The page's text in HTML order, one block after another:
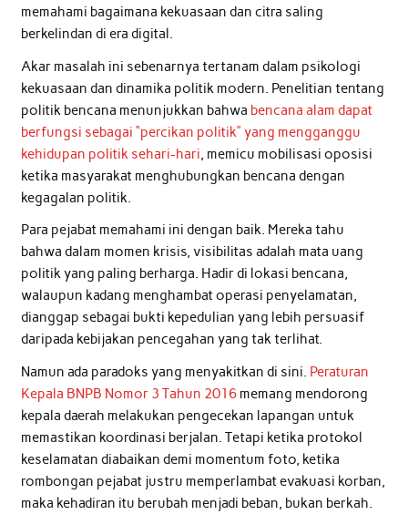
memahami bagaimana kekuasaan dan citra saling
berkelindan di era digital.
Akar masalah ini sebenarnya tertanam dalam psikologi
kekuasaan dan dinamika politik modern. Penelitian tentang
politik bencana menunjukkan bahwa bencana alam dapat
berfungsi sebagai “percikan politik” yang mengganggu
kehidupan politik sehari-hari, memicu mobilisasi oposisi
ketika masyarakat menghubungkan bencana dengan
kegagalan politik.
Para pejabat memahami ini dengan baik. Mereka tahu
bahwa dalam momen krisis, visibilitas adalah mata uang
politik yang paling berharga. Hadir di lokasi bencana,
walaupun kadang menghambat operasi penyelamatan,
dianggap sebagai bukti kepedulian yang lebih persuasif
daripada kebijakan pencegahan yang tak terlihat.
Namun ada paradoks yang menyakitkan di sini. Peraturan
Kepala BNPB Nomor 3 Tahun 2016memang mendorong
kepala daerah melakukan pengecekan lapangan untuk
memastikan koordinasi berjalan. Tetapi ketika protokol
keselamatan diabaikan demi momentum foto, ketika
rombongan pejabat justru memperlambat evakuasi korban,
maka kehadiran itu berubah menjadi beban, bukan berkah.